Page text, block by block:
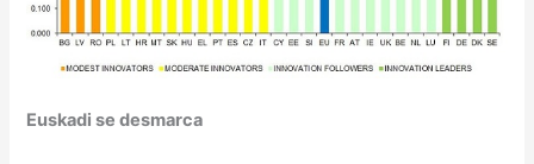
Euskadi se desmarca